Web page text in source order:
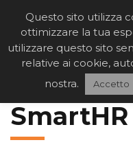
SmartHR
Questo sito utilizza
ottimizzare la tua
utilizzare questo sito
relative ai cookie,
nostra.
Accetto